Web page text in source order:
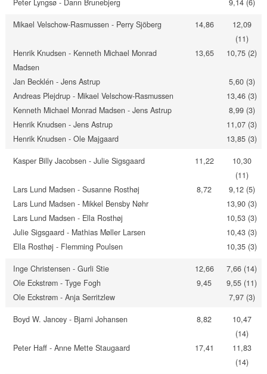
Peter Lyngsø - Dann Brunebjerg
9,14 (6)
Mikael Velschow-Rasmussen - Perry Sjöberg 14,86
12,09
(11)
Henrik Knudsen - Kenneth Michael Monrad
Madsen
13,65 10,75 (2)
Jan Becklén - Jens Astrup
5,60 (3)
Andreas Plejdrup - Mikael Velschow-Rasmussen
13,46 (3)
Kenneth Michael Monrad Madsen - Jens Astrup
8,99 (3)
Henrik Knudsen - Jens Astrup
11,07 (3)
Henrik Knudsen - Ole Majgaard
13,85 (3)
Kasper Billy Jacobsen - Julie Sigsgaard 11,22
10,30
(11)
Lars Lund Madsen - Susanne Rosthøj
8,72
9,12 (5)
Lars Lund Madsen - Mikkel Bensby Nøhr
13,90 (3)
Lars Lund Madsen - Ella Rosthøj
10,53 (3)
Julie Sigsgaard - Mathias Møller Larsen
10,43 (3)
Ella Rosthøj - Flemming Poulsen
10,35 (3)
Inge Christensen - Gurli Stie 12,66
7,66 (14)
Ole Eckstrøm - Tyge Fogh
9,45
9,55 (11)
Ole Eckstrøm - Anja Serritzlew
7,97 (3)
Boyd W. Jancey - Bjarni Johansen 8,82
10,47
(14)
Peter Haff - Anne Mette Staugaard
17,41
11,83
(14)